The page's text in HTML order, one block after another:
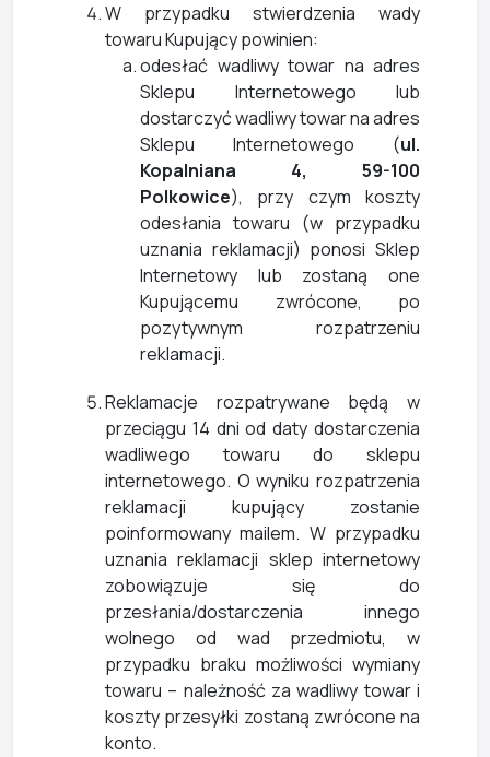
W przypadku stwierdzenia wady
towaru Kupujący powinien:
odesłać wadliwy towar na adres
Sklepu Internetowego lub
dostarczyć wadliwy towar na adres
Sklepu Internetowego (ul.
Kopalniana 4, 59-100
Polkowice), przy czym koszty
odesłania towaru (w przypadku
uznania reklamacji) ponosi Sklep
Internetowy lub zostaną one
Kupującemu zwrócone, po
pozytywnym rozpatrzeniu
reklamacji.
Reklamacje rozpatrywane będą w
przeciągu 14 dni od daty dostarczenia
wadliwego towaru do sklepu
internetowego. O wyniku rozpatrzenia
reklamacji kupujący zostanie
poinformowany mailem. W przypadku
uznania reklamacji sklep internetowy
zobowiązuje się do
przesłania/dostarczenia innego
wolnego od wad przedmiotu, w
przypadku braku możliwości wymiany
towaru – należność za wadliwy towar i
koszty przesyłki zostaną zwrócone na
konto.